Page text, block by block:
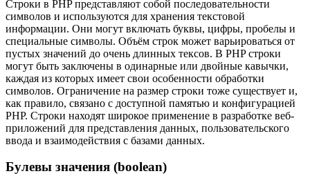
Строки в PHP представляют собой последовательности
символов и используются для хранения текстовой
информации. Они могут включать буквы, цифры, пробелы и
специальные символы. Объём строк может варьироваться от
пустых значений до очень длинных тексов. В PHP строки
могут быть заключены в одинарные или двойные кавычки,
каждая из которых имеет свои особенности обработки
символов. Ограничение на размер строки тоже существует и,
как правило, связано с доступной памятью и конфигурацией
PHP. Строки находят широкое применение в разработке веб-
приложений для представления данных, пользовательского
ввода и взаимодействия с базами данных.
Булевы значения (boolean)